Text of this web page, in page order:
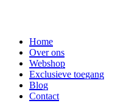
Home
Over ons
Webshop
Exclusieve toegang
Blog
Contact